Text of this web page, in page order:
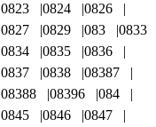
0823
0824
0826
0827
0829 083
0833
0834
0835
0836
0837
0838
08387
08388
08396
084
0845
0846
0847